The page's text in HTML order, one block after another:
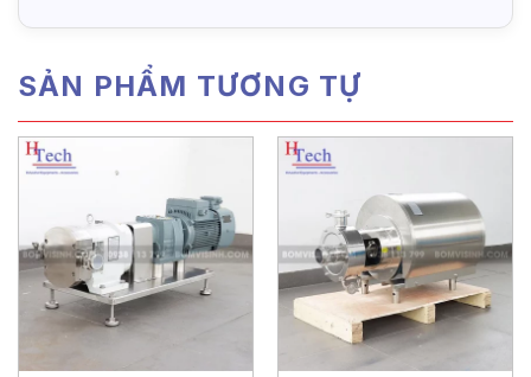
SẢN PHẨM TƯƠNG TỰ